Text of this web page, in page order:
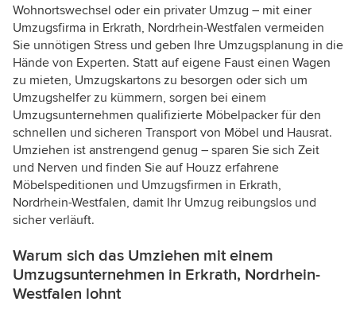
Wohnortswechsel oder ein privater Umzug – mit einer
Umzugsfirma in Erkrath, Nordrhein-Westfalen vermeiden
Sie unnötigen Stress und geben Ihre Umzugsplanung in die
Hände von Experten. Statt auf eigene Faust einen Wagen
zu mieten, Umzugskartons zu besorgen oder sich um
Umzugshelfer zu kümmern, sorgen bei einem
Umzugsunternehmen qualifizierte Möbelpacker für den
schnellen und sicheren Transport von Möbel und Hausrat.
Umziehen ist anstrengend genug – sparen Sie sich Zeit
und Nerven und finden Sie auf Houzz erfahrene
Möbelspeditionen und Umzugsfirmen in Erkrath,
Nordrhein-Westfalen, damit Ihr Umzug reibungslos und
sicher verläuft.
Warum sich das Umziehen mit einem
Umzugsunternehmen in Erkrath, Nordrhein-
Westfalen lohnt